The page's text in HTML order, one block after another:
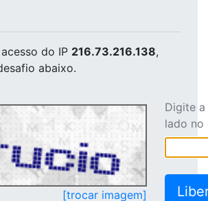
do IP 216.73.216.138,
abaixo.
[trocar imagem]
Digite
lado no